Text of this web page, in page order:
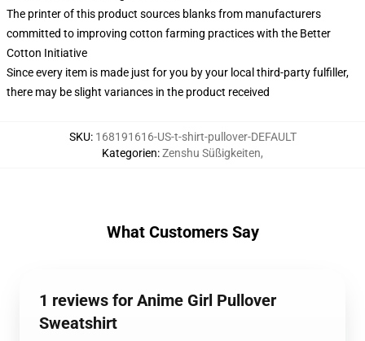
The printer of this product sources blanks from manufacturers
committed to improving cotton farming practices with the Better
Cotton Initiative
Since every item is made just for you by your local third-party fulfiller,
there may be slight variances in the product received
SKU: 168191616-US-t-shirt-pullover-DEFAULT
Kategorien:Zenshu Süßigkeiten,
What Customers Say
1 reviews for Anime Girl Pullover
Sweatshirt